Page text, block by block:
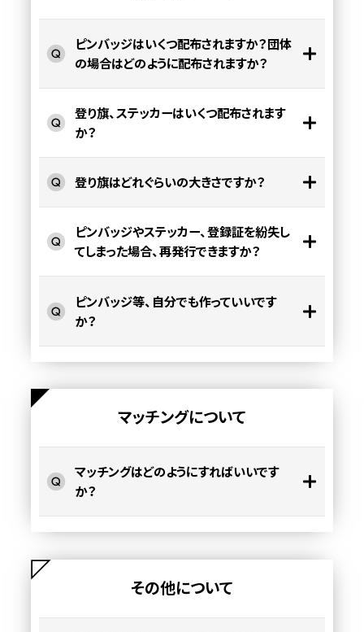
ピンバッジはいくつ配布されますか？団体
の場合はどのように配布されますか？
登り旗、ステッカーはいくつ配布されます
か？
登り旗はどれぐらいの大きさですか？
ピンバッジやステッカー、登録証を紛失し
てしまった場合、再発行できますか？
ピンバッジ等、自分でも作っていいです
か？
マッチングについて
マッチングはどのようにすればいいです
か？
その他について